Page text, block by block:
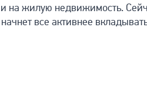
на жилую недвижимость.
все активнее